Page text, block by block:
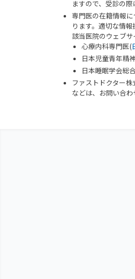
ますので、受診の
専門医の在籍情報
ります。適切な情
該当医院のウェブサ
心療内科専門医(
日本児童青年精
日本睡眠学会総
ファストドクター
などは、お問い合わ